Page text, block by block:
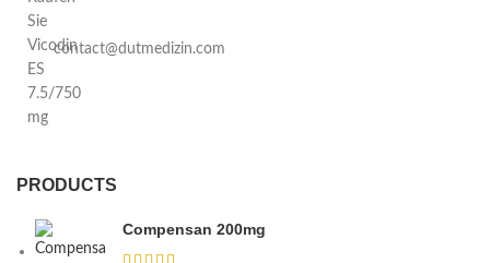
contact@dutmedizin.com
PRODUCTS
Compensan 200mg